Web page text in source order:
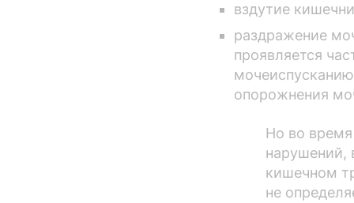
вздутие
раздражение
проявляется
опорожнения
Но во время
нарушений,
кишечном
не